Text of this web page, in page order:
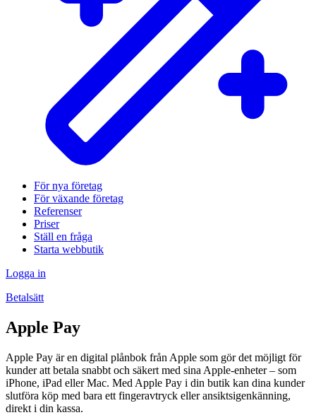
För nya företag
För växande företag
Referenser
Priser
Ställ en fråga
Starta webbutik
Logga in
Betalsätt
Apple Pay
Apple Pay är en digital plånbok från Apple som gör det möjligt för
kunder att betala snabbt och säkert med sina Apple-enheter – som
iPhone, iPad eller Mac. Med Apple Pay i din butik kan dina kunder
slutföra köp med bara ett fingeravtryck eller ansiktsigenkänning,
direkt i din kassa.